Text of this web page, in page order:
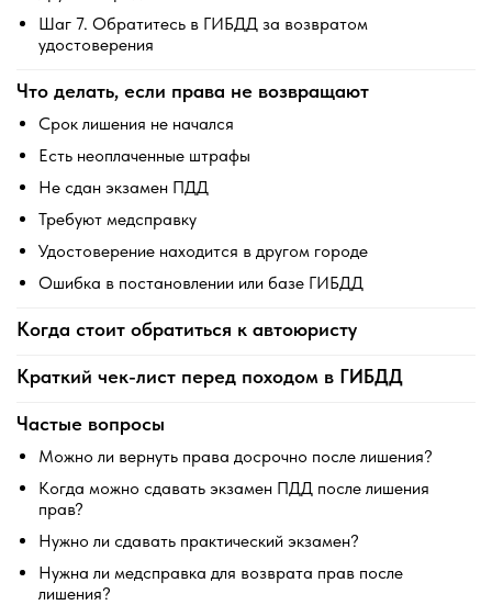
Шаг 7. Обратитесь в ГИБДД за возвратом
удостоверения
Что делать, если права не возвращают
Срок лишения не начался
Есть неоплаченные штрафы
Не сдан экзамен ПДД
Требуют медсправку
Удостоверение находится в другом городе
Ошибка в постановлении или базе ГИБДД
Когда стоит обратиться к автоюристу
Краткий чек-лист перед походом в ГИБДД
Частые вопросы
Можно ли вернуть права досрочно после лишения?
Когда можно сдавать экзамен ПДД после лишения
прав?
Нужно ли сдавать практический экзамен?
Нужна ли медсправка для возврата прав после
лишения?